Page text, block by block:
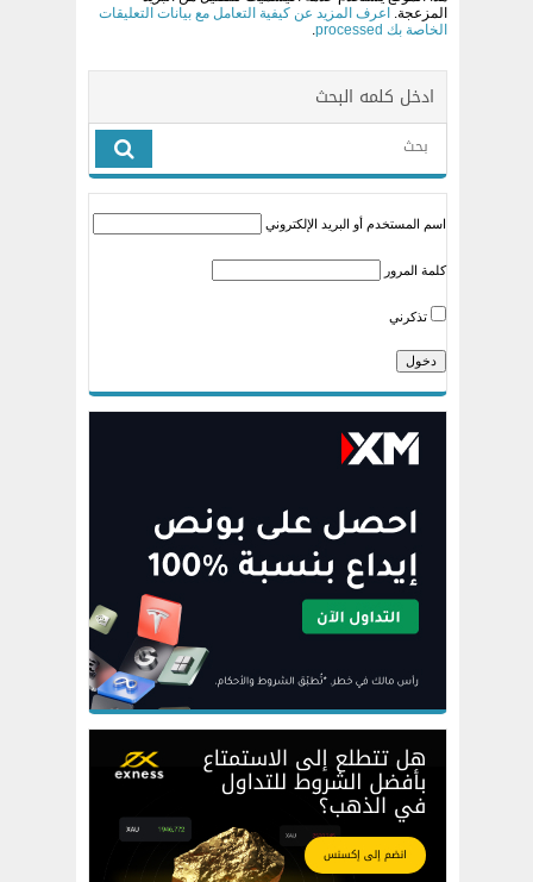
المزعجة. اعرف المزيد عن كيفية التعامل مع بيانات التعليقات
الخاصة بك processed
ادخل كلمه البحث
اسم المستخدم أو البريد الإلكتروني
كلمة المرور
تذكرني